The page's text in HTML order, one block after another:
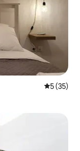
5 av 5 i
5 (35)